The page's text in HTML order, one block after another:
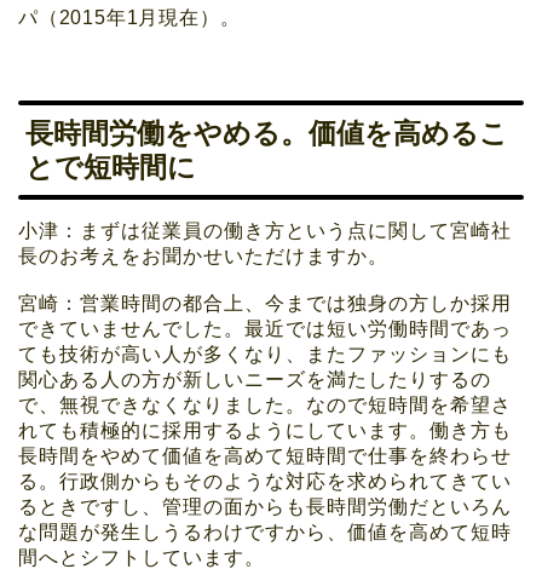
パ（2015年1月現在）。
長時間労働をやめる。価値を高めるこ
とで短時間に
小津：まずは従業員の働き方という点に関して宮崎社
長のお考えをお聞かせいただけますか。
宮崎：営業時間の都合上、今までは独身の方しか採用
できていませんでした。最近では短い労働時間であっ
ても技術が高い人が多くなり、またファッションにも
関心ある人の方が新しいニーズを満たしたりするの
で、無視できなくなりました。なので短時間を希望さ
れても積極的に採用するようにしています。働き方も
長時間をやめて価値を高めて短時間で仕事を終わらせ
る。行政側からもそのような対応を求められてきてい
るときですし、管理の面からも長時間労働だといろん
な問題が発生しうるわけですから、価値を高めて短時
間へとシフトしています。